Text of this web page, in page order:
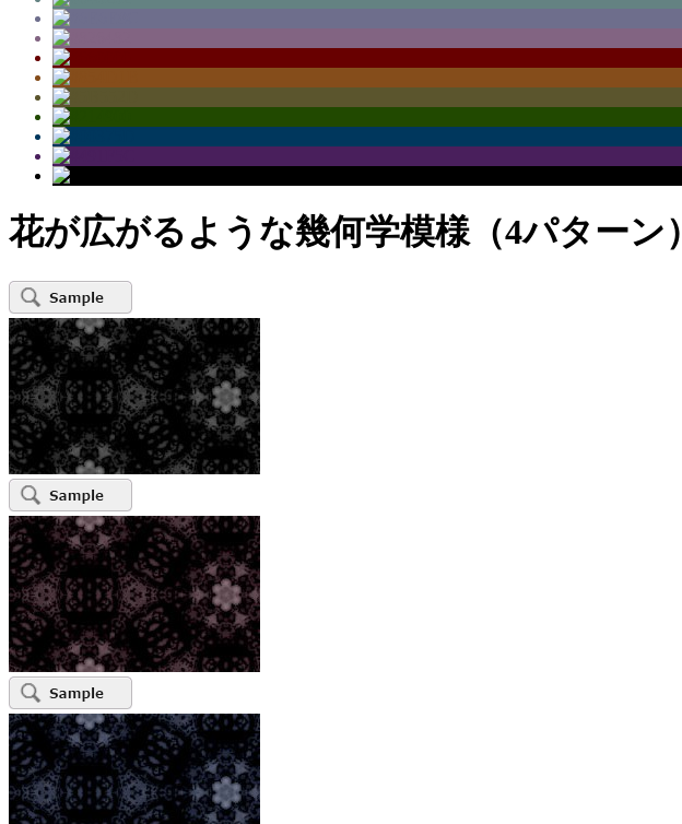
花が広がるような幾何学模様（4パターン）